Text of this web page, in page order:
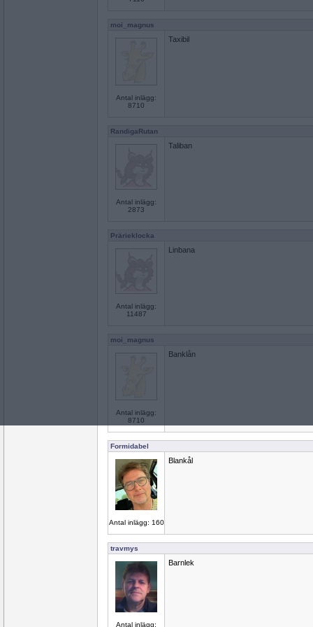
moi_magnus
Antal inlägg:
8710
Taxibil
RandigaRutan
Antal inlägg:
2873
Taliban
Prärieklocka
Antal inlägg:
11487
Linbana
moi_magnus
Antal inlägg:
8710
Banklån
Formidabel
Antal inlägg: 160
Blankål
travmys
Antal inlägg:
Barnlek